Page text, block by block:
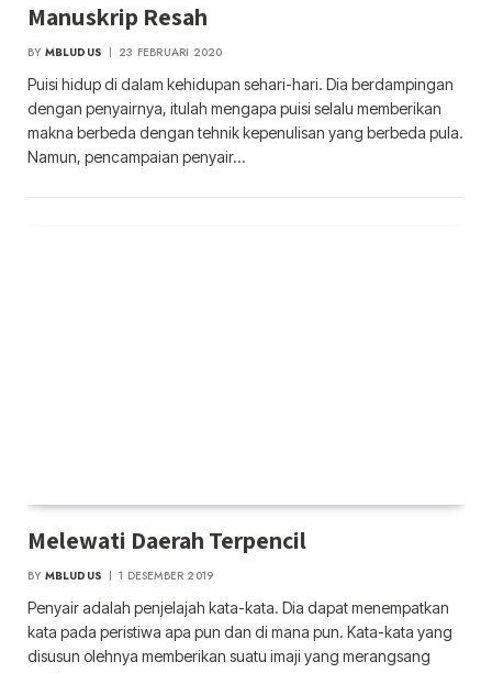
Manuskrip Resah
BY MBLUDUS 23 FEBRUARI 2020
Puisi hidup di dalam kehidupan sehari-hari. Dia berdampingan
dengan penyairnya, itulah mengapa puisi selalu memberikan
makna berbeda dengan tehnik kepenulisan yang berbeda pula.
Namun, pencampaian penyair…
Melewati Daerah Terpencil
BY MBLUDUS 1 DESEMBER 2019
Penyair adalah penjelajah kata-kata. Dia dapat menempatkan
kata pada peristiwa apa pun dan di mana pun. Kata-kata yang
disusun olehnya memberikan suatu imaji yang merangsang